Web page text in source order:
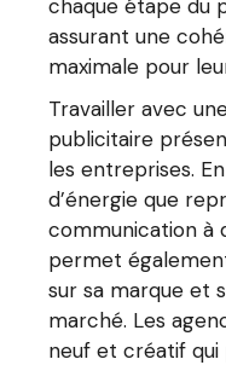
chaque étape du
assurant une
maximale pour
Travailler avec
publicitaire
les entreprises.
d’énergie que
communication à
permet
sur sa marque et
marché. Les
neuf et créatif